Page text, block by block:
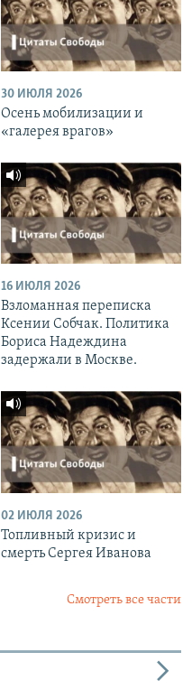
30 ИЮЛЯ 2026
Осень мобилизации и
«галерея врагов»
16 ИЮЛЯ 2026
Взломанная переписка
Ксении Собчак. Политика
Бориса Надеждина
задержали в Москве.
02 ИЮЛЯ 2026
Топливный кризис и
смерть Сергея Иванова
Смотреть все части